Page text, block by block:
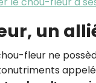
un
fleur ne